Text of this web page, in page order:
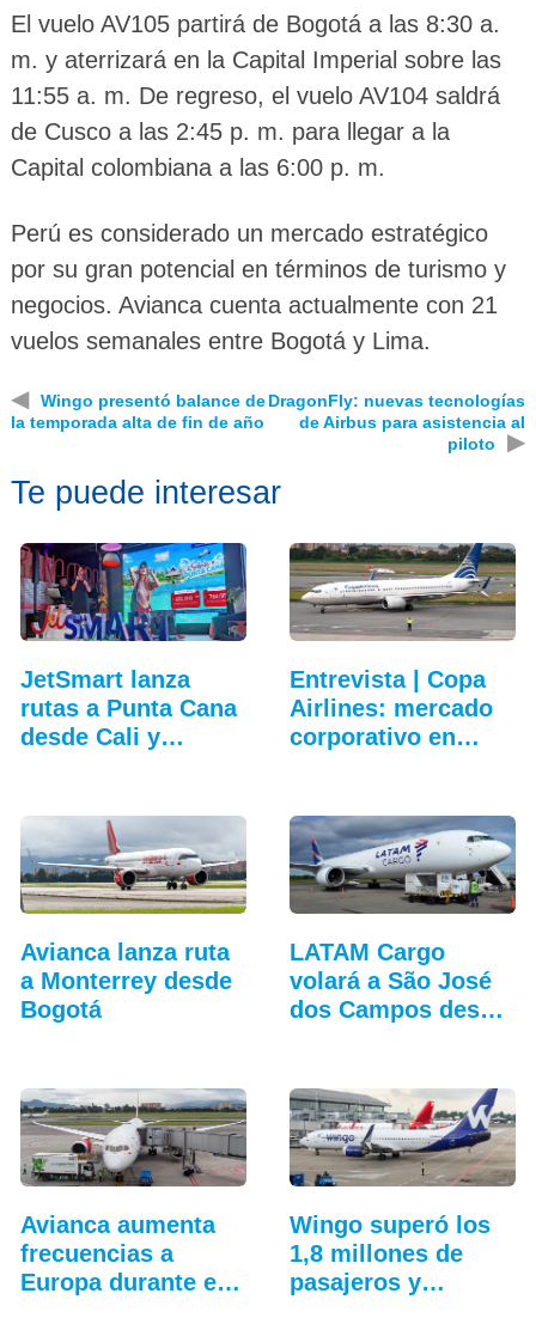
El vuelo AV105 partirá de Bogotá a las 8:30 a.
m. y aterrizará en la Capital Imperial sobre las
11:55 a. m. De regreso, el vuelo AV104 saldrá
de Cusco a las 2:45 p. m. para llegar a la
Capital colombiana a las 6:00 p. m.
Perú es considerado un mercado estratégico
por su gran potencial en términos de turismo y
negocios. Avianca cuenta actualmente con 21
vuelos semanales entre Bogotá y Lima.
◀
Wingo presentó balance de
la temporada alta de fin de año
DragonFly: nuevas tecnologías
de Airbus para asistencia al
piloto
▶
Te puede interesar
JetSmart lanza
rutas a Punta Cana
desde Cali y
Entrevista | Copa
Airlines: mercado
corporativo en…
Avianca lanza ruta
a Monterrey desde
Bogotá
LATAM Cargo
volará a São José
dos Campos desde
Avianca aumenta
frecuencias a
Europa durante el
Wingo superó los
1,8 millones de
pasajeros y